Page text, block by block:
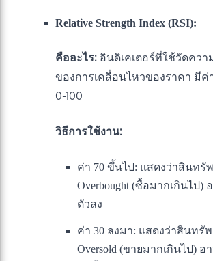
Relative Strength Index (RSI):
คืออะไร: อินดิเคเตอร์ที่ใช้วัดควา
ของการเคลื่อนไหวของราคา มีค่
0-100
วิธีการใช้งาน:
ค่า 70 ขึ้นไป: แสดงว่าสินทรั
Overbought (ซื้อมากเกินไป)
ตัวลง
ค่า 30 ลงมา: แสดงว่าสินทรั
Oversold (ขายมากเกินไป) อ